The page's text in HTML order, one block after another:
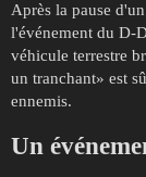
Après la pause
l'événement du D-
véhicule terrestre
un tranchant» est
ennemis.
Un